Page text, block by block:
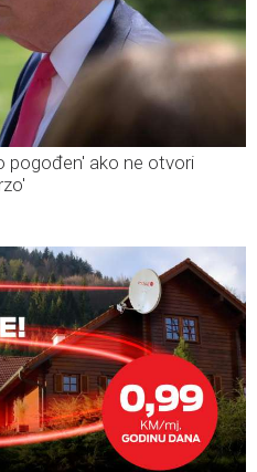
pogođen' ako ne otvori